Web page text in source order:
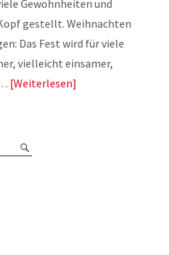
Gewohnheiten und
gestellt. Weihnachten
Das Fest wird für viele
vielleicht einsamer,
Weiterlesen